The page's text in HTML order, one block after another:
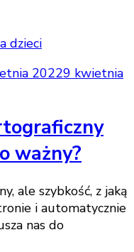
20229 kwietnia
ważny?
ale szybkość, z jaką
i automatycznie
nas do